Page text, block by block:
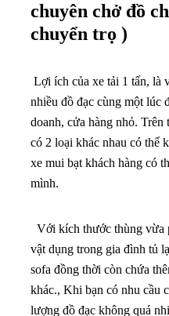
chuyên chở đồ
chuyển trọ )
Lợi ích của xe tải 1 tấn, là
nhiều đồ đạc cùng một lúc
doanh, cửa hàng nhỏ.
có 2 loại khác nhau có thể
xe mui bạt khách hàng có
mình.
Với kích thước thùng vừa
vật dụng trong gia đình tủ
sofa đồng thời còn chứa
khác., Khi bạn có nhu cầu
lượng đồ đạc không quá